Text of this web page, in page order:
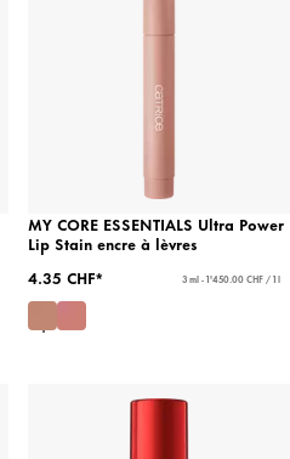
MY CORE ESSENTIALS Ultra Power
Lip Stain encre à lèvres
4.35 CHF*
3 ml - 1'450.00 CHF / 1 l